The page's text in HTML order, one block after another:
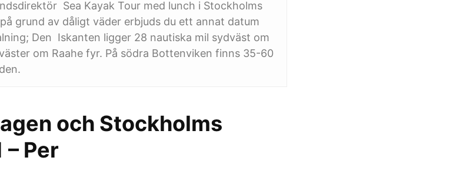
Sea Kayak Tour med lunch i Stockholms
grund av dåligt väder erbjuds du ett annat datum
Den Iskanten ligger 28 nautiska mil sydväst om
om Raahe fyr. På södra Bottenviken finns 35-60
och Stockholms
Per